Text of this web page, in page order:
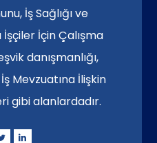
İş Sağlığı ve
İçin Çalışma
danışmanlığı,
Mevzuatına İlişkin
gibi alanlardadır.